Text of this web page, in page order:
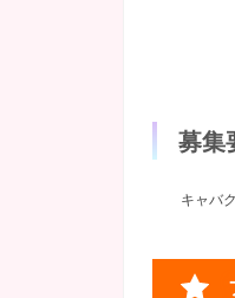
募集
キャバ